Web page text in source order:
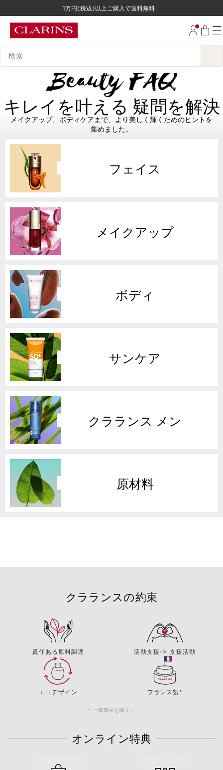
コンテンツへ移動
1万円(税込)以上ご購入で送料無料
検索候補
キレイを叶える 疑問を解決
メイクアップ、ボディケアまで、より美しく輝くためのヒントを
集めました。
フェイス
メイクアップ
ボディ
サンケア
クラランス メン
原材料
クラランスの約束
責任ある原料調達 活動支援-> 支援活動
エコデザイン フランス製*
＊一部製品を除く。
オンライン特典